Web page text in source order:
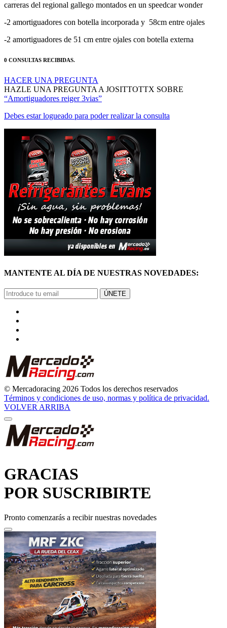
-2 amortiguadores con botella incorporada y 58cm entre ojales
-2 amortiguadores de 51 cm entre ojales con botella externa
HAZLE UNA PREGUNTA A JOSITTOTTX SOBRE
“Amortiguadores reiger 3vias”
Debes estar logueado para poder realizar la consulta
© Mercadoracing 2026 Todos los derechos reservados
Términos y condiciones de uso, normas y política de privacidad.
VOLVER ARRIBA
POR SUSCRIBIRTE